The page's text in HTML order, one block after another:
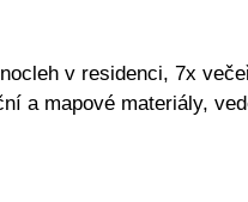
v residenci, 7x
a mapové materiály,